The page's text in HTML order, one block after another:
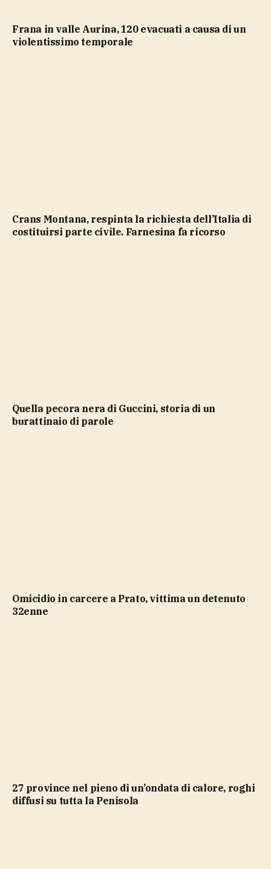
Frana in valle Aurina, 120 evacuati a causa di un
violentissimo temporale
Crans Montana, respinta la richiesta dell’Italia di
costituirsi parte civile. Farnesina fa ricorso
Quella pecora nera di Guccini, storia di un
burattinaio di parole
Omicidio in carcere a Prato, vittima un detenuto
32enne
27 province nel pieno di un’ondata di calore, roghi
diffusi su tutta la Penisola